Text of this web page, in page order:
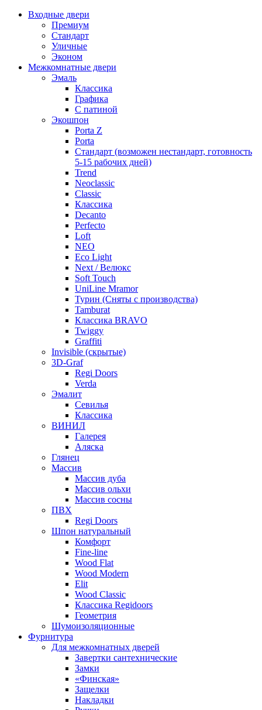
Входные двери
Премиум
Стандарт
Уличные
Эконом
Межкомнатные двери
Эмаль
Классика
Графика
С патиной
Экошпон
Porta Z
Porta
Стандарт (возможен нестандарт, готовность
5-15 рабочих дней)
Trend
Neoclassic
Classic
Классика
Decanto
Perfecto
Loft
NEO
Eco Light
Next / Велюкс
Soft Touch
UniLine Mramor
Турин (Сняты с производства)
Tamburat
Классика BRAVO
Twiggy
Graffiti
Invisible (скрытые)
3D-Graf
Regi Doors
Verda
Эмалит
Севилья
Классика
ВИНИЛ
Галерея
Аляска
Глянец
Массив
Массив дуба
Массив ольхи
Массив сосны
ПВХ
Regi Doors
Шпон натуральный
Комфорт
Fine-line
Wood Flat
Wood Modern
Elit
Wood Classic
Классика Regidoors
Геометрия
Шумоизоляционные
Фурнитура
Для межкомнатных дверей
Завертки сантехнические
Замки
«Финская»
Защелки
Накладки